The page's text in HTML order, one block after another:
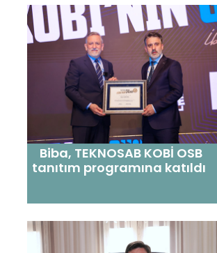
Biba, TEKNOSAB KOBİ OSB
tanıtım programına katıldı